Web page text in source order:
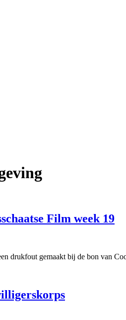
Film week 19
drukfout gemaakt bij de bon van